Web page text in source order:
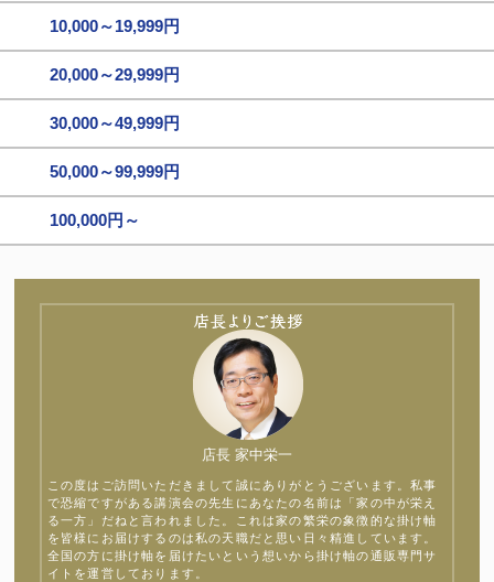
10,000～19,999円
20,000～29,999円
30,000～49,999円
50,000～99,999円
100,000円～
店長 家中栄一
この度はご訪問いただきまして誠にありがとうございます。私事
で恐縮ですがある講演会の先生にあなたの名前は「家の中が栄え
る一方」だねと言われました。これは家の繁栄の象徴的な掛け軸
を皆様にお届けするのは私の天職だと思い日々精進しています。
全国の方に掛け軸を届けたいという想いから掛け軸の通販専門サ
イトを運営しております。